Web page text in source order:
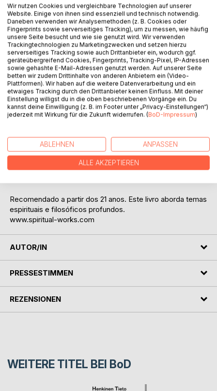
AURUM - Através da escuridão rumo à verdadeira luz
Este livro dedica-se a um tema que toca profundamente
muitas pessoas em busca espiritual: a questão da
integridade interior.
Ele distingue entre pureza e maturidade, entre uma luz que
aquece e uma luz que também pode ofuscar. Ao mesmo
tempo, ilumina as origens das divisões internas que surgem
a partir de condicionamentos morais e de ideais espirituais,
revelando um caminho no qual a integração pode substituir
a repressão.
possuir uma verdade absoluta.
Esta obra dirige-se a leitores dispostos a ir além dos
conceitos familiares e a olhar com honestidade para as
Recomendado a partir dos 21 anos. Este livro aborda temas
espirituais e filosóficos profundos.
www.spiritual-works.com
AUTOR/IN
PRESSESTIMMEN
REZENSIONEN
WEITERE TITEL BEI BoD
Wir nutzen Cookies und vergleichbare Technologien auf unserer
Website. Einige von ihnen sind essenziell und technisch notwendig.
Daneben verwenden wir Analysemethoden (z. B. Cookies oder
Fingerprints sowie serverseitiges Tracking), um zu messen, wie häufig
unsere Seite besucht und wie sie genutzt wird. Wir verwenden
Trackingtechnologien zu Marketingzwecken und setzen hierzu
serverseitiges Tracking sowie auch Drittanbieter ein, wodurch ggf.
geräteübergreifend Cookies, Fingerprints, Tracking-Pixel, IP-Adressen
sowie gehashte E-Mail-Adressen genutzt werden. Auf unserer Seite
betten wir zudem Drittinhalte von anderen Anbietern ein (Video-
Plattformen). Wir haben auf die weitere Datenverarbeitung und ein
etwaiges Tracking durch den Drittanbieter keinen Einfluss. Mit deiner
Einstellung willigst du in die oben beschriebenen Vorgänge ein. Du
kannst deine Einwilligung (z. B. im Footer unter „Privacy-Einstellungen“)
jederzeit mit Wirkung für die Zukunft widerrufen. (BoD-Impressum)
ABLEHNEN ANPASSEN
ALLE AKZEPTIEREN